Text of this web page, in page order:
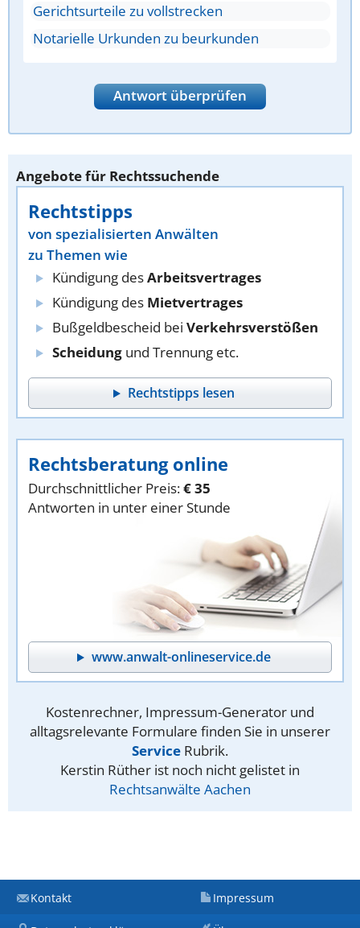
Gerichtsurteile zu vollstrecken
Notarielle Urkunden zu beurkunden
Antwort überprüfen
Angebote für Rechtssuchende
Rechtstipps
von spezialisierten Anwälten
zu Themen wie
Kündigung desArbeitsvertrages
Kündigung des Mietvertrages
Bußgeldbescheid bei Verkehrsverstößen
Scheidung und Trennung etc.
Rechtstipps lesen
Rechtsberatung online
Durchschnittlicher Preis:€ 35
Antworten in unter einer Stunde
www.anwalt-onlineservice.de
Kostenrechner, Impressum-Generator und
alltagsrelevante Formulare finden Sie in unserer
Service Rubrik.
Kerstin Rüther ist noch nicht gelistet in
Rechtsanwälte Aachen
Kontakt Impressum